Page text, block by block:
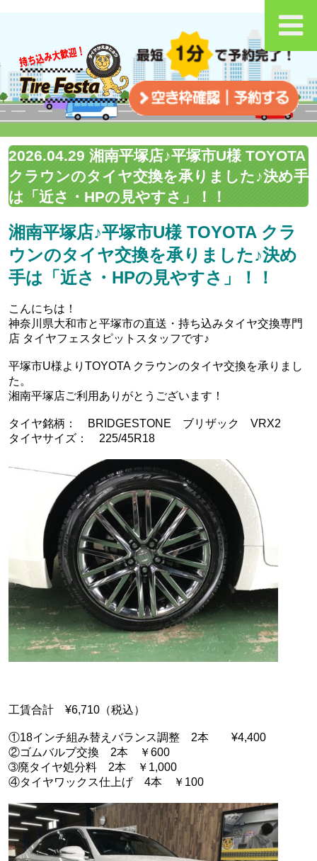
2026.04.29 湘南平塚店♪平塚市U様 TOYOTA
クラウンのタイヤ交換を承りました♪決め手
は「近さ・HPの見やすさ」！！
湘南平塚店♪平塚市U様 TOYOTA クラ
ウンのタイヤ交換を承りました♪決め
手は「近さ・HPの見やすさ」！！
こんにちは！
神奈川県大和市と平塚市の直送・‪‎持ち込みタイヤ交換専門
店‬ タイヤフェスタピットスタッフです♪
平塚市U様よりTOYOTA クラウンのタイヤ交換を承りまし
た。
湘南平塚店ご利用ありがとうございます！
タイヤ銘柄： BRIDGESTONE ブリザック VRX2
タイヤサイズ： 225/45R18
工賃合計 ¥6,710（税込）
①18インチ組み替えバランス調整 2本 ¥4,400
②ゴムバルブ交換 2本 ￥600
➂廃タイヤ処分料 2本 ￥1,000
④タイヤワックス仕上げ 4本 ￥100